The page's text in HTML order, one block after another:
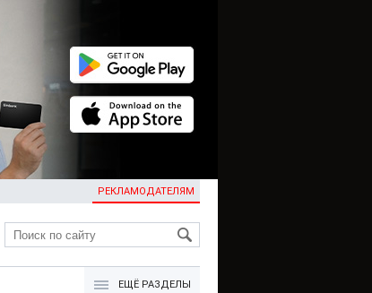
РЕКЛАМОДАТЕЛЯМ
KG
ЕЩЁ РАЗДЕЛЫ